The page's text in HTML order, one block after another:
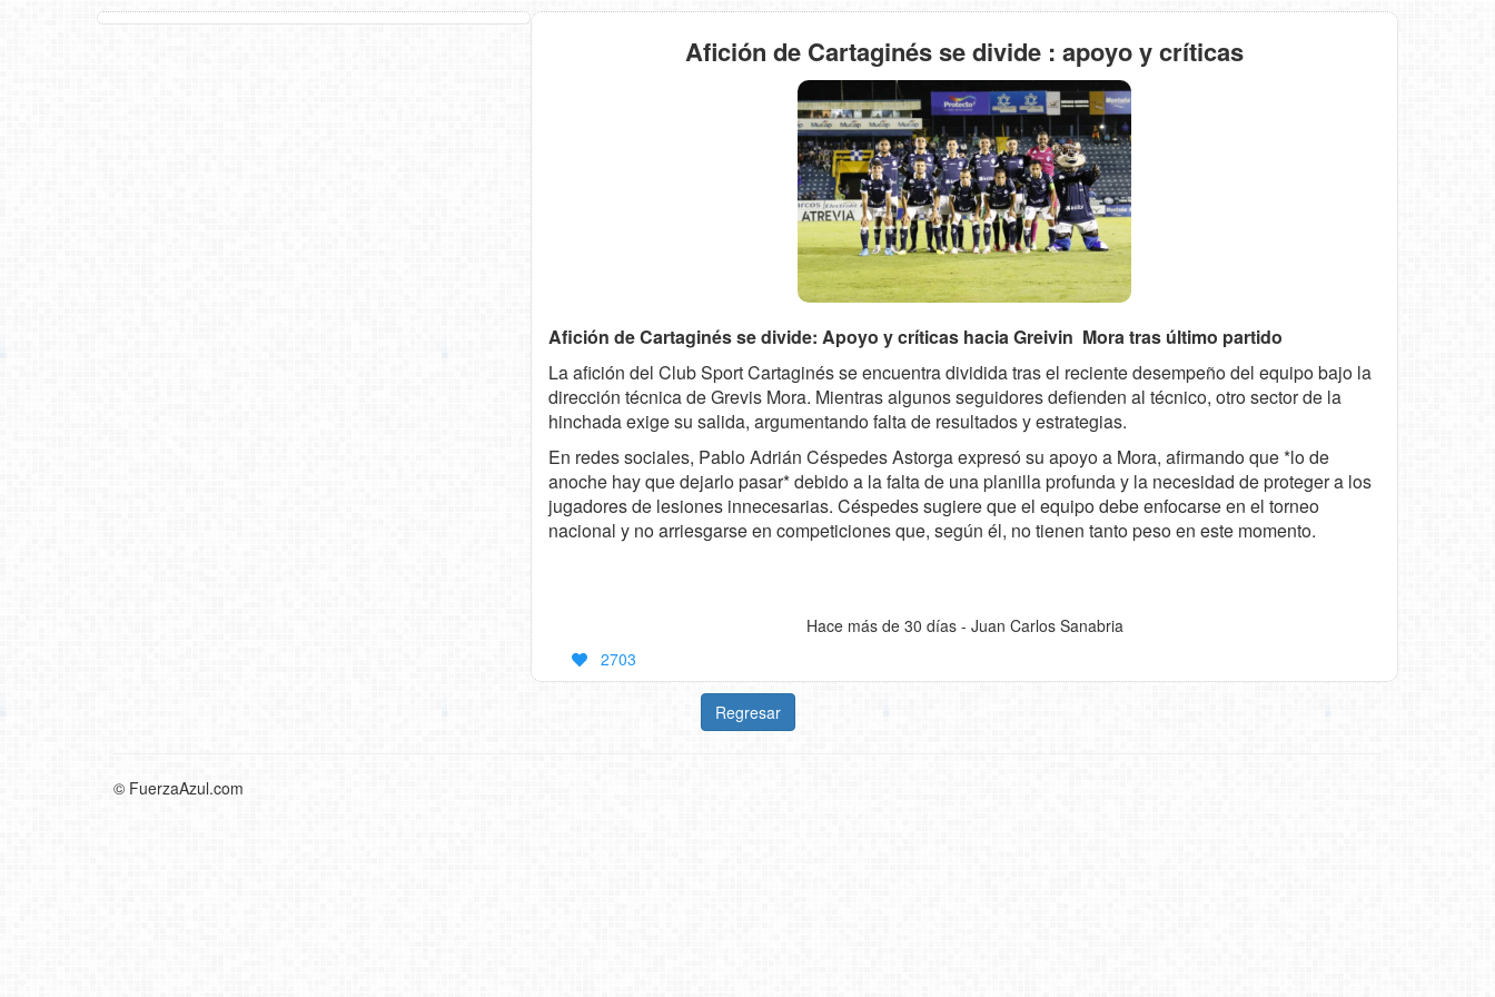
Afición de Cartaginés se divide : apoyo y críticas
Afición de Cartaginés se divide: Apoyo y críticas hacia Greivin Mora tras último partido
La afición del Club Sport Cartaginés se encuentra dividida tras el reciente desempeño del equipo bajo la
dirección técnica de Grevis Mora. Mientras algunos seguidores defienden al técnico, otro sector de la
hinchada exige su salida, argumentando falta de resultados y estrategias.
En redes sociales, Pablo Adrián Céspedes Astorga expresó su apoyo a Mora, afirmando que *lo de
anoche hay que dejarlo pasar* debido a la falta de una planilla profunda y la necesidad de proteger a los
jugadores de lesiones innecesarias. Céspedes sugiere que el equipo debe enfocarse en el torneo
nacional y no arriesgarse en competiciones que, según él, no tienen tanto peso en este momento.
Hace más de 30 días - Juan Carlos Sanabria
2703
Regresar
© FuerzaAzul.com